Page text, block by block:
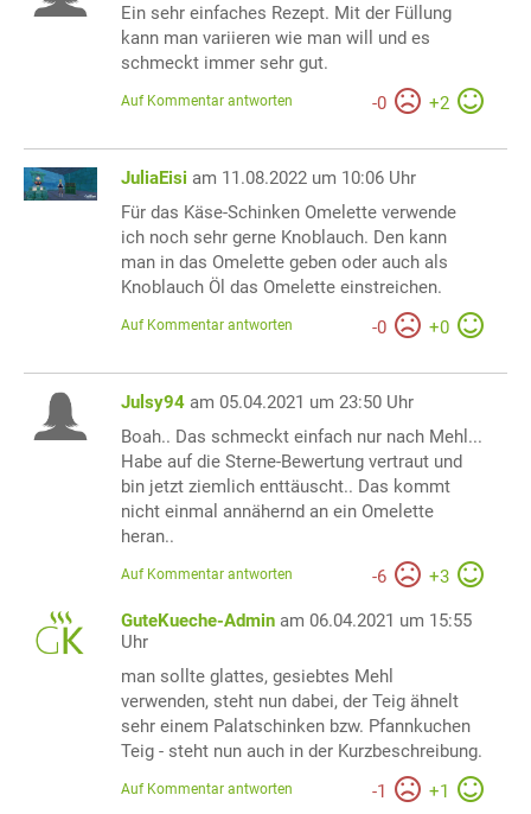
Ein sehr einfaches Rezept. Mit der Füllung
kann man variieren wie man will und es
schmeckt immer sehr gut.
-0 +2
Auf Kommentar antworten
JuliaEisi am 11.08.2022 um 10:06 Uhr
Für das Käse-Schinken Omelette verwende
ich noch sehr gerne Knoblauch. Den kann
man in das Omelette geben oder auch als
Knoblauch Öl das Omelette einstreichen.
-0 +0
Auf Kommentar antworten
Julsy94 am 05.04.2021 um 23:50 Uhr
Boah.. Das schmeckt einfach nur nach Mehl...
Habe auf die Sterne-Bewertung vertraut und
bin jetzt ziemlich enttäuscht.. Das kommt
nicht einmal annähernd an ein Omelette
heran..
-6 +3
Auf Kommentar antworten
GuteKueche-Admin am 06.04.2021 um 15:55
Uhr
man sollte glattes, gesiebtes Mehl
verwenden, steht nun dabei, der Teig ähnelt
sehr einem Palatschinken bzw. Pfannkuchen
Teig - steht nun auch in der Kurzbeschreibung.
-1 +1
Auf Kommentar antworten